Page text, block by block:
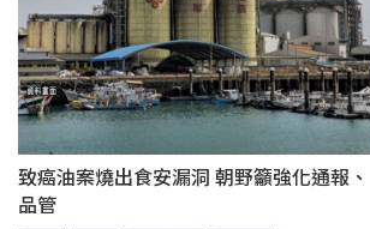
致癌油案燒出食安漏洞 朝野籲強化通報、
品管